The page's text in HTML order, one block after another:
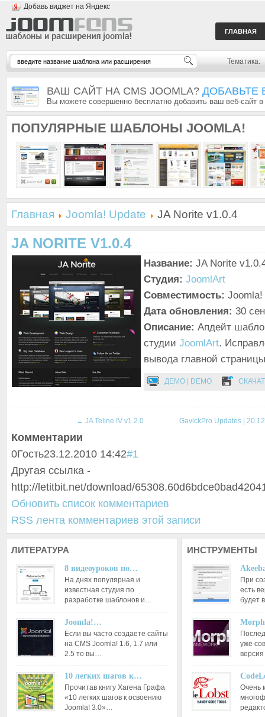
Добавь виджет на Яндекс
ГЛАВНАЯ
Тематика:
ВАШ САЙТ НА CMS JOOMLA? ДОБАВЬТЕ
Вы можете совершенно бесплатно добавить ваш веб-сайт
ПОПУЛЯРНЫЕ ШАБЛОНЫ JOOMLA!
Главная Joomla! Update JA Norite v1.0.4
JA NORITE V1.0.4
Название: JA Norite
Студия: JoomlArt
Совместимость:
Дата обновления: 30
Описание: Апдейт
студии JoomlArt.
вывода главной
ДЕМО | DEMO
← JA Teline IV v1.2.0 GavickPro Updates |
Комментарии
0Гость23.12.2010 14:42#1
Другая ссылка -
http://letitbit.net/download/
Обновить список комментариев
RSS лента комментариев этой записи
ЛИТЕРАТУРА
8 видеоуроков по…
На днях популярная и
известная студия по
разработке шаблонов и…
Joomla!…
Если вы часто создаете сайты
на CMS Joomla! 1.6, 1.7 или
2.5 то вы…
10 легких шагов к…
Прочитав книгу Хагена Графа
«10 легких шагов к освоению
Joomla! 3.0»…
ИНСТРУМЕНТЫ
При
есть
будет
уже
Очень